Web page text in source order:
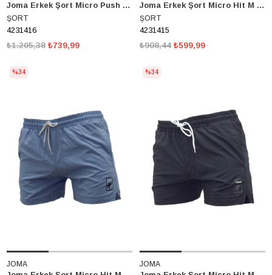
Joma Erkek Şort Micro Push M 4231416
ŞORT
4231416
₺739,99
₺1.205,38
Joma Erkek Şort Micro Hit M 4231415
ŞORT
4231415
₺599,99
₺908,44
JOMA
%34
JOMA
%34